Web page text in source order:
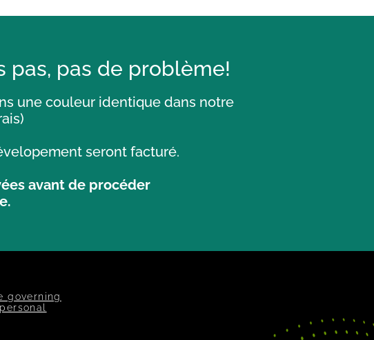
pas, pas de problème!
une couleur identique dans notre
seront facturé.
avant de procéder
governing